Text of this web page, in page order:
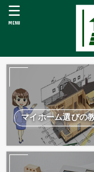
MENU
マイホーム選びの